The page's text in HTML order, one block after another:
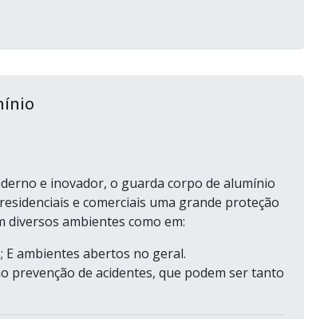
e inovador, o guarda corpo de alumínio
e comerciais uma grande proteção
diversos ambientes como em:
E ambientes abertos no geral.
prevenção de acidentes, que podem ser tanto